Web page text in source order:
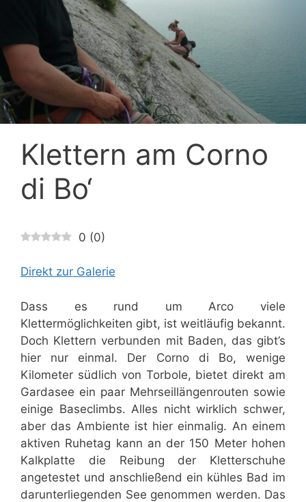
Klettern am Corno
di Bo‘
0 (0)
Direkt zur Galerie
Dass es rund um Arco viele
Klettermöglichkeiten gibt, ist weitläufig bekannt.
Doch Klettern verbunden mit Baden, das gibt’s
hier nur einmal. Der Corno di Bo, wenige
Kilometer südlich von Torbole, bietet direkt am
Gardasee ein paar Mehrseillängenrouten sowie
einige Baseclimbs. Alles nicht wirklich schwer,
aber das Ambiente ist hier einmalig. An einem
aktiven Ruhetag kann an der 150 Meter hohen
Kalkplatte die Reibung der Kletterschuhe
angetestet und anschließend ein kühles Bad im
darunterliegenden See genommen werden. Das